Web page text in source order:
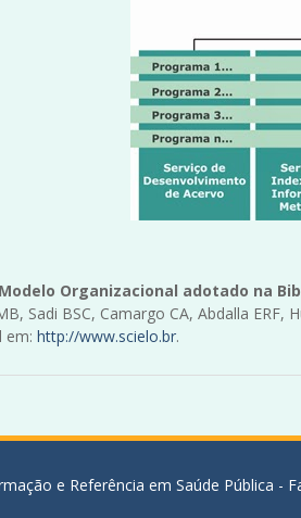
Organizacional adotado na
Sadi BSC, Camargo CA, Abdalla
em: http://www.scielo.br.
e Referência em Saúde Pública -